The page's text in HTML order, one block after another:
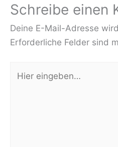
Schreibe einen
Deine E-Mail-Adresse
Erforderliche Felder sind
eingeben…